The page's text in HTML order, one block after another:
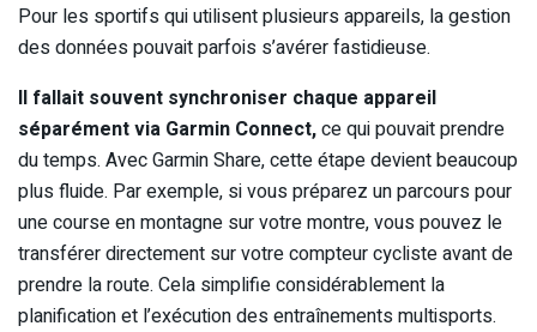
Pour les sportifs qui utilisent plusieurs appareils, la gestion
des données pouvait parfois s’avérer fastidieuse.
Il fallait souvent synchroniser chaque appareil
séparément via Garmin Connect,ce qui pouvait prendre
du temps. Avec Garmin Share, cette étape devient beaucoup
plus fluide. Par exemple, si vous préparez un parcours pour
une course en montagne sur votre montre, vous pouvez le
transférer directement sur votre compteur cycliste avant de
prendre la route. Cela simplifie considérablement la
planification et l’exécution des entraînements multisports.